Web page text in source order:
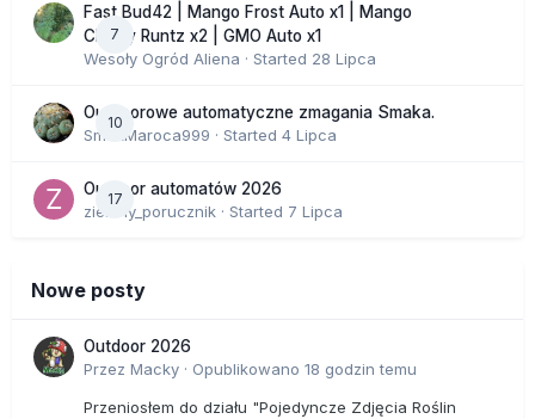
7
Fast Bud42 | Mango Frost Auto x1 | Mango
Cherry Runtz x2 | GMO Auto x1
Wesoły Ogród Aliena · Started 28 Lipca
10
Outdoorowe automatyczne zmagania Smaka.
SmakMaroca999 · Started 4 Lipca
17
Outdoor automatów 2026
zielony_porucznik · Started 7 Lipca
Nowe posty
Outdoor 2026
Przez Macky · Opublikowano 18 godzin temu
Przeniosłem do działu "Pojedyncze Zdjęcia Roślin